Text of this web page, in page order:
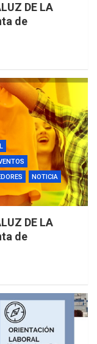
DE LA
de
NOTICIA
DE LA
de